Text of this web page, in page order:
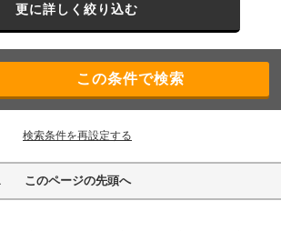
更に詳しく絞り込む
検索条件を再設定する
このページの先頭へ